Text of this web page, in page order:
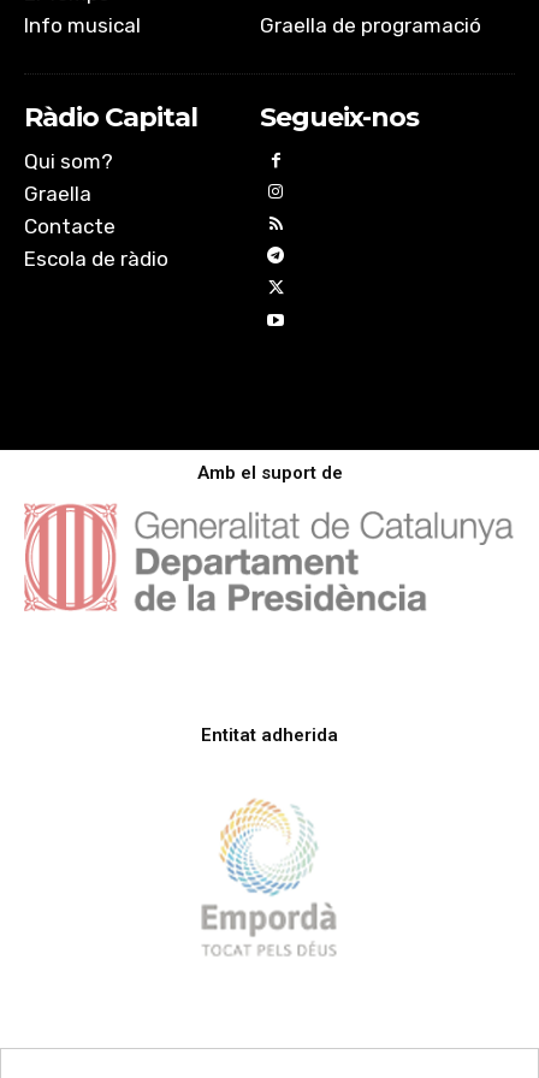
Info musical
Graella de programació
Ràdio Capital
Qui som?
Graella
Contacte
Escola de ràdio
Segueix-nos
Amb el suport de
Entitat adherida